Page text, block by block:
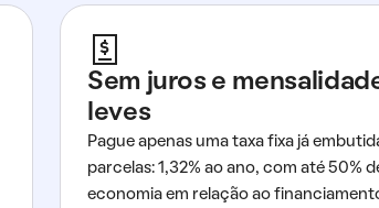
Sem juros e
leves
Pague apenas uma taxa fixa já
parcelas: 1,32% ao ano, com até 50%
economia em relação ao